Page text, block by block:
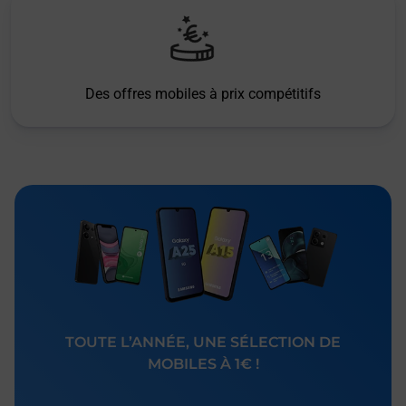
Des offres mobiles à prix compétitifs
TOUTE L’ANNÉE, UNE SÉLECTION DE
MOBILES À 1€ !